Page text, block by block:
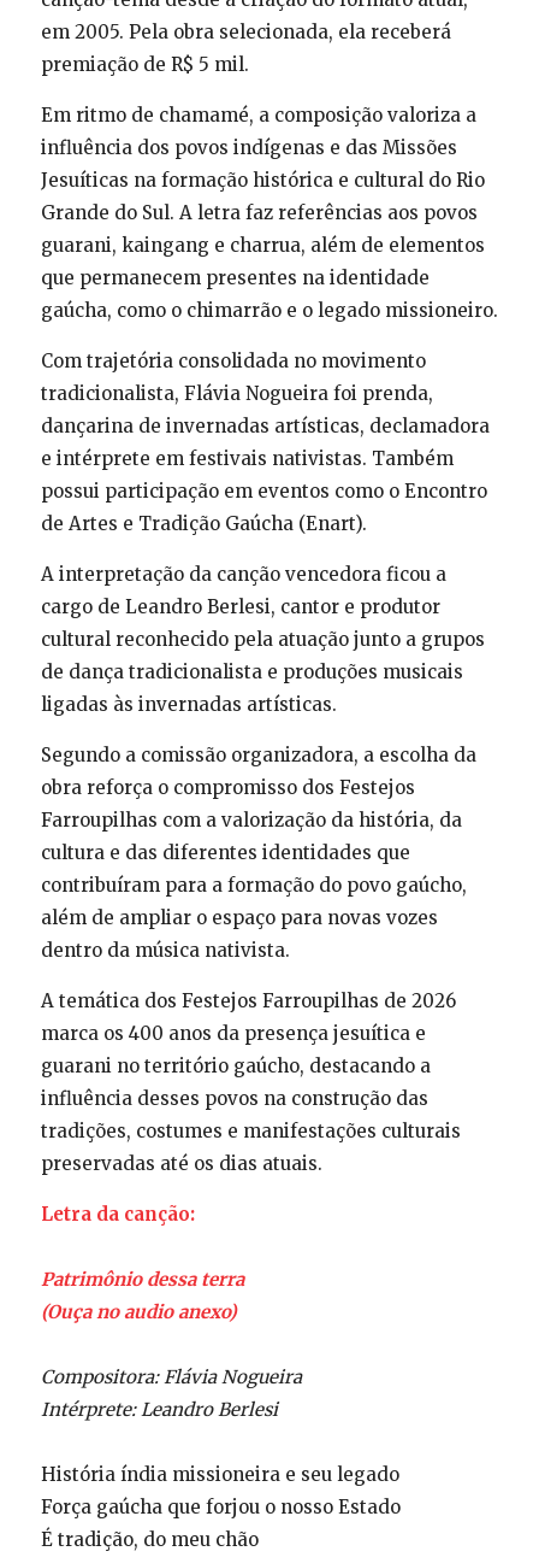
em 2005. Pela obra selecionada, ela receberá
premiação de R$ 5 mil.
Em ritmo de chamamé, a composição valoriza a
influência dos povos indígenas e das Missões
Jesuíticas na formação histórica e cultural do Rio
Grande do Sul. A letra faz referências aos povos
guarani, kaingang e charrua, além de elementos
que permanecem presentes na identidade
gaúcha, como o chimarrão e o legado missioneiro.
Com trajetória consolidada no movimento
tradicionalista, Flávia Nogueira foi prenda,
dançarina de invernadas artísticas, declamadora
e intérprete em festivais nativistas. Também
possui participação em eventos como o Encontro
de Artes e Tradição Gaúcha (Enart).
A interpretação da canção vencedora ficou a
cargo de Leandro Berlesi, cantor e produtor
cultural reconhecido pela atuação junto a grupos
de dança tradicionalista e produções musicais
ligadas às invernadas artísticas.
Segundo a comissão organizadora, a escolha da
obra reforça o compromisso dos Festejos
Farroupilhas com a valorização da história, da
cultura e das diferentes identidades que
contribuíram para a formação do povo gaúcho,
além de ampliar o espaço para novas vozes
dentro da música nativista.
A temática dos Festejos Farroupilhas de 2026
marca os 400 anos da presença jesuítica e
guarani no território gaúcho, destacando a
influência desses povos na construção das
tradições, costumes e manifestações culturais
preservadas até os dias atuais.
Letra da canção:
Patrimônio dessa terra
(Ouça no audio anexo)
Compositora: Flávia Nogueira
Intérprete: Leandro Berlesi
História índia missioneira e seu legado
Força gaúcha que forjou o nosso Estado
É tradição, do meu chão